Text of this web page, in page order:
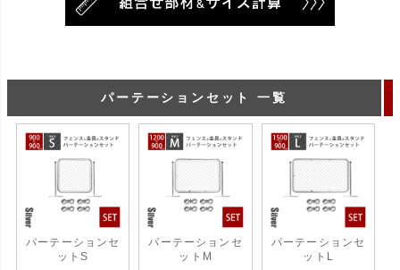
パーテーションセット 一覧
パーテーションセ
ットS
パーテーションセ
ットM
パーテーションセ
ットL